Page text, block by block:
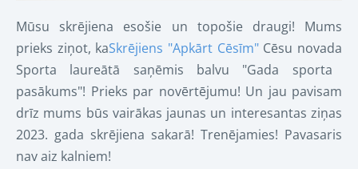
Mūsu skrējiena esošie un topošie draugi! Mums
prieks ziņot, kaSkrējiens "Apkārt Cēsīm"Cēsu novada
Sporta laureātā saņēmis balvu "Gada sporta
pasākums"! Prieks par novērtējumu! Un jau pavisam
drīz mums būs vairākas jaunas un interesantas ziņas
2023. gada skrējiena sakarā! Trenējamies! Pavasaris
nav aiz kalniem!